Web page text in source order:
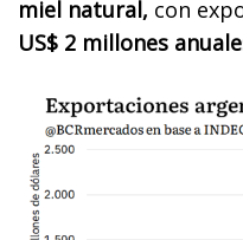
miel natural, con
US$ 2 millones